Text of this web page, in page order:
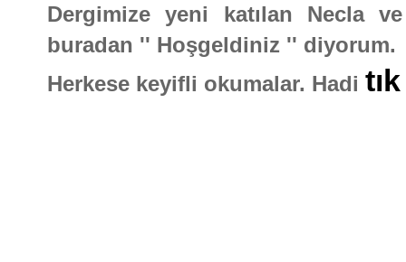
Dergimize yeni katılan Necla
buradan '' Hoşgeldiniz '' diyorum.
Herkese keyifli okumalar. Hadi